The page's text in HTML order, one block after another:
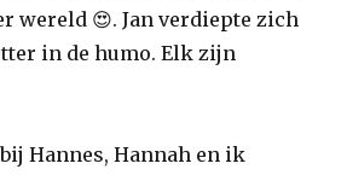
wereld 😍. Jan verdiepte zich
in de humo. Elk zijn
Hannes, Hannah en ik